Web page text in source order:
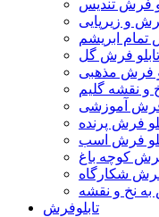
فرش تندیس
و زیرپایی
ابریشم
فرش گل
فرش مذهبی
و نقشه گلیم
فرش آموزشی
فرش پرنده
فرش اسب
کوچه باغ
فرش شکارگاه
نخ و نقشه
تابلوفرش